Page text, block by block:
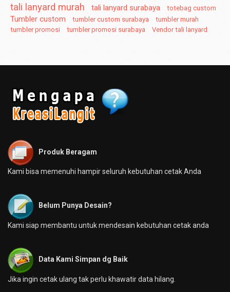
tali lanyard murah tali lanyard surabaya totebag custom
Tumbler custom tumbler custom surabaya
tumbler murah
tumbler promosi
tumbler promosi surabaya Vendor tali lanyard
Produk Beragam
Kami bisa memenuhi hampir seluruh kebutuhan cetak Anda
Belum Punya Desain?
Kami siap membantu untuk mendesain kebutuhan cetak anda
Data Kami Simpan dg Baik
Jika ingin cetak ulang tak perlu khawatir data hilang.